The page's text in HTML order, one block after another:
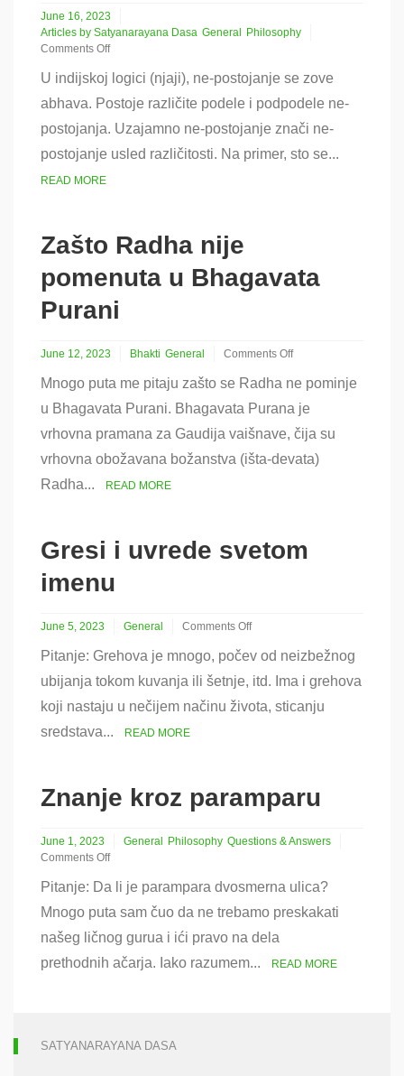
June 16, 2023
Articles by Satyanarayana Dasa General
Philosophy
Comments Off
Značenje
ne-
i
njegove
implikacije
za
U indijskoj logici (njaji), ne-postojanje se zove
abhava. Postoje različite podele i podpodele ne-
postojanja. Uzajamno ne-postojanje znači ne-
postojanje usled različitosti. Na primer, sto se...
READ MORE
Zašto Radha nije
pomenuta u Bhagavata
Purani
June 12, 2023 Bhakti General
Comments Off
Zašto
Radha
pomenuta
Bhagavata
Mnogo puta me pitaju zašto se Radha ne pominje
u Bhagavata Purani. Bhagavata Purana je
vrhovna pramana za Gaudija vaišnave, čija su
vrhovna obožavana božanstva (išta-devata)
Radha...
READ MORE
Gresi i uvrede svetom
imenu
June 5, 2023 General
Comments Off
Gresi
svetom
Pitanje: Grehova je mnogo, počev od neizbežnog
ubijanja tokom kuvanja ili šetnje, itd. Ima i grehova
koji nastaju u nečijem načinu života, sticanju
sredstava...
READ MORE
Znanje kroz paramparu
June 1, 2023 General Philosophy Questions & Answers
Comments Off
Znanje
kroz
paramparu
Pitanje: Da li je parampara dvosmerna ulica?
Mnogo puta sam čuo da ne trebamo preskakati
našeg ličnog gurua i ići pravo na dela
prethodnih ačarja. Iako razumem...
READ MORE
SATYANARAYANA DASA